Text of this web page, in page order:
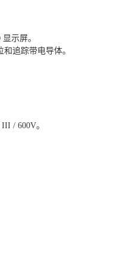
示屏。
追踪带电导体。
/ 600V。